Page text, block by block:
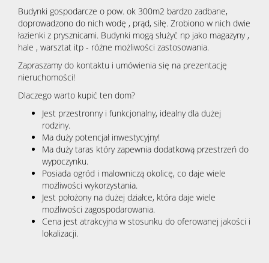
Budynki gospodarcze o pow. ok 300m2 bardzo zadbane,
doprowadzono do nich wodę , prąd, siłę. Zrobiono w nich dwie
łazienki z prysznicami. Budynki mogą służyć np jako magazyny ,
hale , warsztat itp - różne możliwości zastosowania.
Zapraszamy do kontaktu i umówienia się na prezentację
nieruchomości!
Dlaczego warto kupić ten dom?
Jest przestronny i funkcjonalny, idealny dla dużej
rodziny.
Ma duży potencjał inwestycyjny!
Ma duży taras który zapewnia dodatkową przestrzeń do
wypoczynku.
Posiada ogród i malowniczą okolicę, co daje wiele
możliwości wykorzystania.
Jest położony na dużej działce, która daje wiele
możliwości zagospodarowania.
Cena jest atrakcyjna w stosunku do oferowanej jakości i
lokalizacji.